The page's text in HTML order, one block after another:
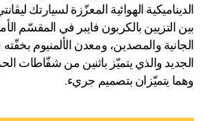
الديناميكية الهوائية المعزّزة لسيارتك
بين التزيين بالكربون فايبر في المقسّم
الجانية والمصدين، ومعدن الألمنيوم
الجديد والذي يتميّز باثنين من شفّاطات
وهما يتميّزان بتصميم جريء.